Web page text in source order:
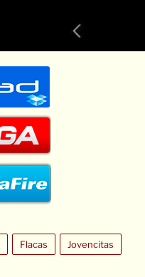
Flacas Jovencitas